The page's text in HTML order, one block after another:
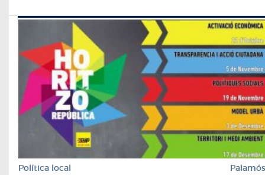
Política local Palamós